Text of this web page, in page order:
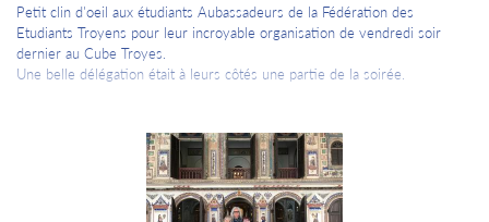
Petit clin d'oeil aux étudiants Aubassadeurs de la Fédération des
Etudiants Troyens pour leur incroyable organisation de vendredi soir
dernier au Cube Troyes.
Une belle délégation était à leurs côtés une partie de la soirée.